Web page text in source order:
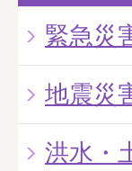
緊急災
地震災
洪水・